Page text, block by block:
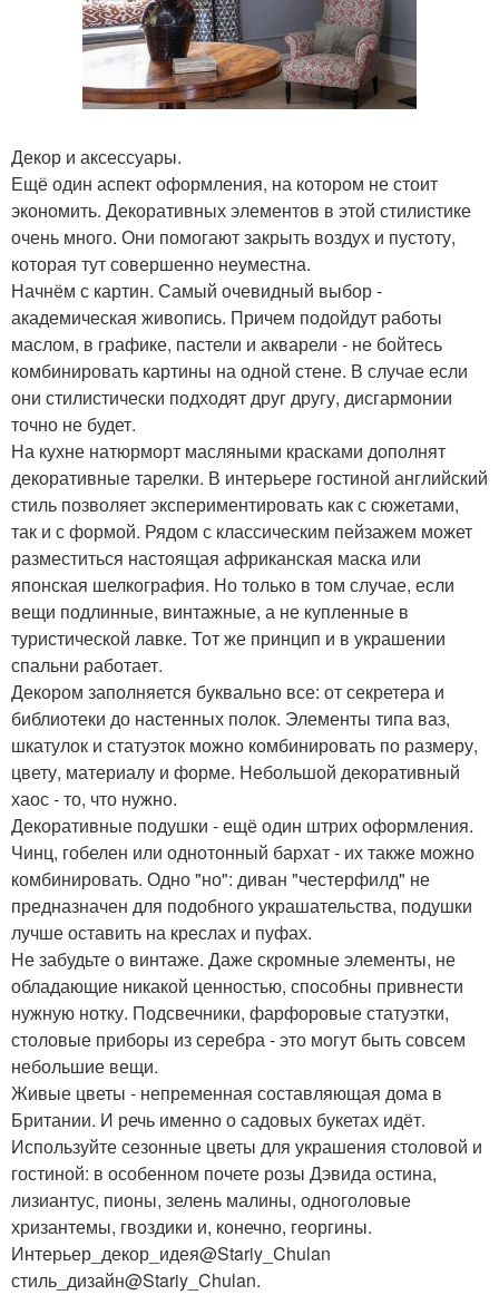
Декор и аксессуары.
Ещё один аспект оформления, на котором не стоит
экономить. Декоративных элементов в этой стилистике
очень много. Они помогают закрыть воздух и пустоту,
которая тут совершенно неуместна.
Начнём с картин. Самый очевидный выбор -
академическая живопись. Причем подойдут работы
маслом, в графике, пастели и акварели - не бойтесь
комбинировать картины на одной стене. В случае если
они стилистически подходят друг другу, дисгармонии
точно не будет.
На кухне натюрморт масляными красками дополнят
декоративные тарелки. В интерьере гостиной английский
стиль позволяет экспериментировать как с сюжетами,
так и с формой. Рядом с классическим пейзажем может
разместиться настоящая африканская маска или
японская шелкография. Но только в том случае, если
вещи подлинные, винтажные, а не купленные в
туристической лавке. Тот же принцип и в украшении
спальни работает.
Декором заполняется буквально все: от секретера и
библиотеки до настенных полок. Элементы типа ваз,
шкатулок и статуэток можно комбинировать по размеру,
цвету, материалу и форме. Небольшой декоративный
хаос - то, что нужно.
Декоративные подушки - ещё один штрих оформления.
Чинц, гобелен или однотонный бархат - их также можно
комбинировать. Одно "но": диван "честерфилд" не
предназначен для подобного украшательства, подушки
лучше оставить на креслах и пуфах.
Не забудьте о винтаже. Даже скромные элементы, не
обладающие никакой ценностью, способны привнести
нужную нотку. Подсвечники, фарфоровые статуэтки,
столовые приборы из серебра - это могут быть совсем
небольшие вещи.
Живые цветы - непременная составляющая дома в
Британии. И речь именно о садовых букетах идёт.
Используйте сезонные цветы для украшения столовой и
гостиной: в особенном почете розы Дэвида остина,
лизиантус, пионы, зелень малины, одноголовые
хризантемы, гвоздики и, конечно, георгины.
Интерьер_декор_идея@Stariy_Chulan
стиль_дизайн@Stariy_Chulan.